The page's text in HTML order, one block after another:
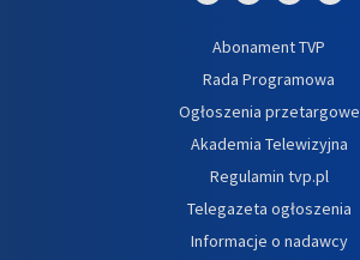
Abonament TVP
Rada Programowa
Ogłoszenia przetargowe
Akademia Telewizyjna
Regulamin tvp.pl
Telegazeta ogłoszenia
Informacje o nadawcy